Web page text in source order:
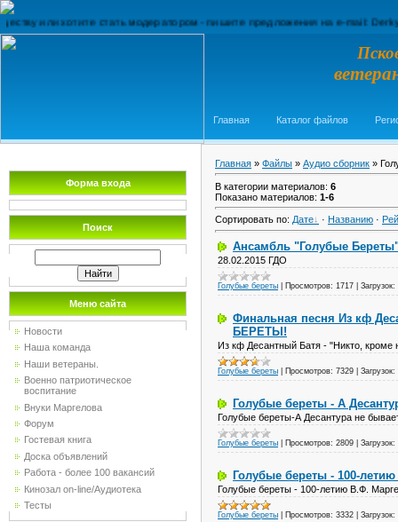
хотите стать модератором - пишите предложения на e-mail:
Главная Каталог файлов
Форма входа
Поиск
Меню сайта
Новости
Наша команда
Наши ветераны.
Военно патриотическое
воспитание
Внуки Маргелова
Форум
Гостевая книга
Доска объявлений
Работа - более 100 вакансий
Кинозал on-line/Аудиотека
Тесты
Главная » Файлы » Аудио сборник »
В категории материалов: 6
Показано материалов: 1-6
Сортировать по: Дате · Названию ·
Ансамбль "Голубые
28.02.2015 ГДО
Голубые береты Просмотров: 1717 Загрузок:
Финальная песня Из кф
БЕРЕТЫ!
Из кф Десантный Батя - "Никто,
Голубые береты Просмотров: 7329 Загрузок:
Голубые береты - А
Голубые береты-А Десантура не
Голубые береты Просмотров: 2809 Загрузок:
Голубые береты - 100-
Голубые береты - 100-летию В.Ф.
Голубые береты Просмотров: 3332 Загрузок: